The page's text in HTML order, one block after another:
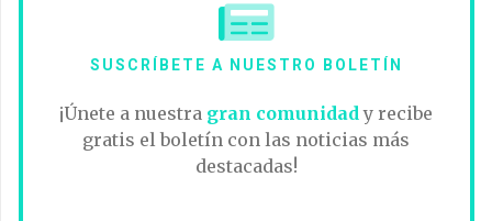
SUSCRÍBETE A NUESTRO BOLETÍN
¡Únete a nuestra gran comunidady recibe
gratis el boletín con las noticias más
destacadas!